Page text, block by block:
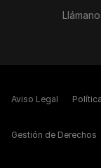
Aviso Legal
Gestión de Derechos